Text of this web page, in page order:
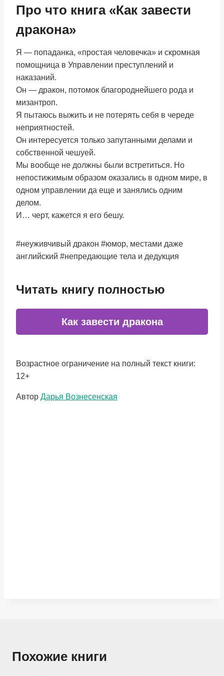
Про что книга «Как завести
дракона»
Я — попаданка, «простая человечка» и скромная
помощница в Управлении преступлений и
наказаний.
Он — дракон, потомок благороднейшего рода и
мизантроп.
Я пытаюсь выжить и не потерять себя в череде
неприятностей.
Он интересуется только запутанными делами и
собственной чешуей.
Мы вообще не должны были встретиться. Но
непостижимым образом оказались в одном мире, в
одном управлении да еще и занялись одним
делом.
И… черт, кажется я его бешу.
#неуживчивый дракон #юмор, местами даже
английский #непредающие тела и дедукция
Читать книгу полностью
Как завести дракона
Возрастное ограничение на полный текст книги:
12+
Метки
Автор Дарья Вознесенская
Похожие книги